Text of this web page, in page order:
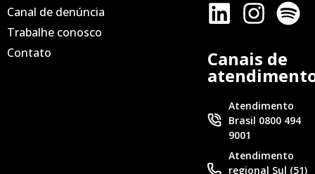
Canal de denúncia
Trabalhe conosco
Contato
Canais de
Atendimento
Brasil 0800 494
9001
Atendimento
regional Sul (51)